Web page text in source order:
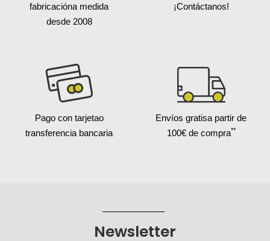
fabricacióna medida
desde 2008
¡Contáctanos!
Pago con tarjetao
transferencia bancaria
Envíos gratisa partir de
100€ de compra**
Newsletter